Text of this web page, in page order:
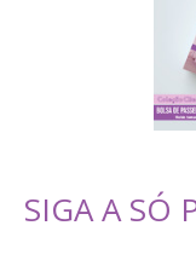
SIGA A SÓ